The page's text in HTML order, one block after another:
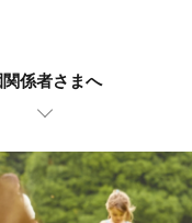
関係者さまへ